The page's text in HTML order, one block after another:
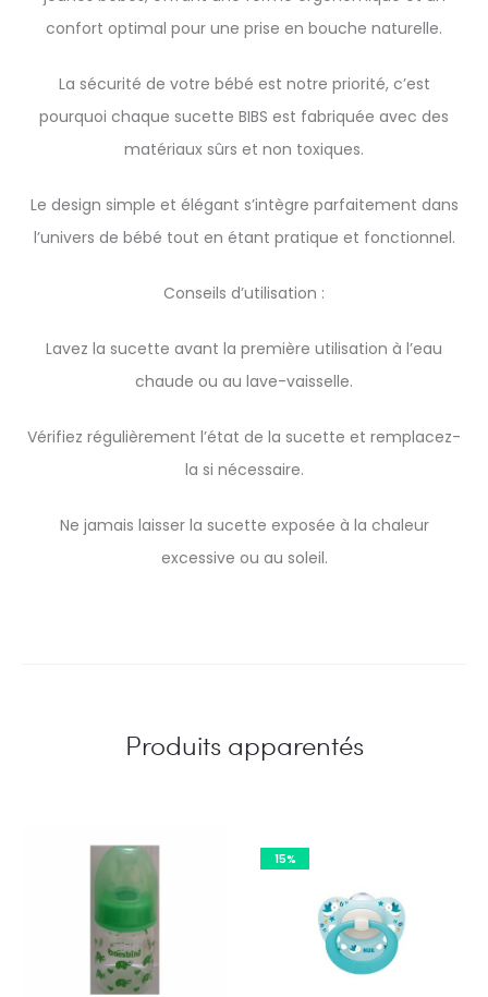
confort optimal pour une prise en bouche naturelle.
La sécurité de votre bébé est notre priorité, c’est
pourquoi chaque sucette BIBS est fabriquée avec des
matériaux sûrs et non toxiques.
Le design simple et élégant s’intègre parfaitement dans
l’univers de bébé tout en étant pratique et fonctionnel.
Conseils d’utilisation :
Lavez la sucette avant la première utilisation à l’eau
chaude ou au lave-vaisselle.
Vérifiez régulièrement l’état de la sucette et remplacez-
la si nécessaire.
Ne jamais laisser la sucette exposée à la chaleur
excessive ou au soleil.
Produits apparentés
15%